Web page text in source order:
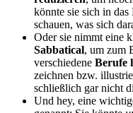
könnte sie sich in
schauen, was sich
Oder sie nimmt eine
Sabbatical, um zum
verschiedene Berufe
zeichnen bzw.
schließlich gar nicht
Und hey, eine